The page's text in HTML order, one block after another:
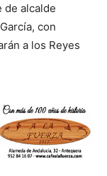
de alcalde
con
a los Reyes